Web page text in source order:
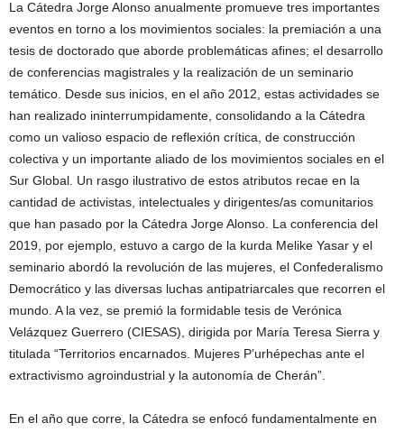
La Cátedra Jorge Alonso anualmente promueve tres importantes
eventos en torno a los movimientos sociales: la premiación a una
tesis de doctorado que aborde problemáticas afines; el desarrollo
de conferencias magistrales y la realización de un seminario
temático. Desde sus inicios, en el año 2012, estas actividades se
han realizado ininterrumpidamente, consolidando a la Cátedra
como un valioso espacio de reflexión crítica, de construcción
colectiva y un importante aliado de los movimientos sociales en el
Sur Global. Un rasgo ilustrativo de estos atributos recae en la
cantidad de activistas, intelectuales y dirigentes/as comunitarios
que han pasado por la Cátedra Jorge Alonso. La conferencia del
2019, por ejemplo, estuvo a cargo de la kurda Melike Yasar y el
seminario abordó la revolución de las mujeres, el Confederalismo
Democrático y las diversas luchas antipatriarcales que recorren el
mundo. A la vez, se premió la formidable tesis de Verónica
Velázquez Guerrero (CIESAS), dirigida por María Teresa Sierra y
titulada “Territorios encarnados. Mujeres P’urhépechas ante el
extractivismo agroindustrial y la autonomía de Cherán”.
En el año que corre, la Cátedra se enfocó fundamentalmente en